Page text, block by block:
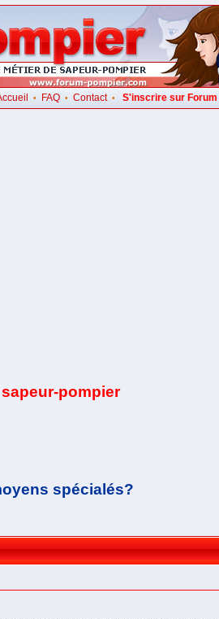
• FAQ• Contact• S'inscrire sur Forum
pompier
spécialés?